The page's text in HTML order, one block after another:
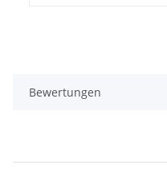
Bewertungen